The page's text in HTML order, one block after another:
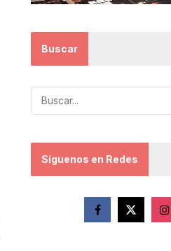
Buscar
Síguenos en Redes